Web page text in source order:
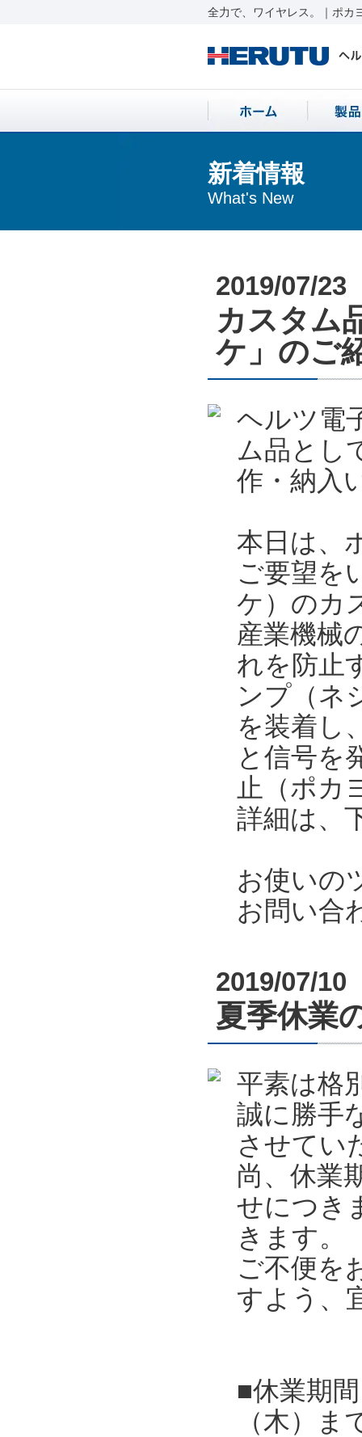
全力で、ワイヤレス。｜ポカ
新着情報
What's New
2019/07/23
カスタム
ケ」のご
ヘルツ電
ム品とし
作・納入
本日は、
ご要望を
ケ）のカ
産業機械
れを防止
ンプ（ネ
を装着し
と信号を
止（ポカ
詳細は、
お使いの
お問い合
2019/07/10
夏季休業
平素は格
誠に勝手
させてい
尚、休業
せにつき
きます。
ご不便を
すよう、
■休業期
（木）ま